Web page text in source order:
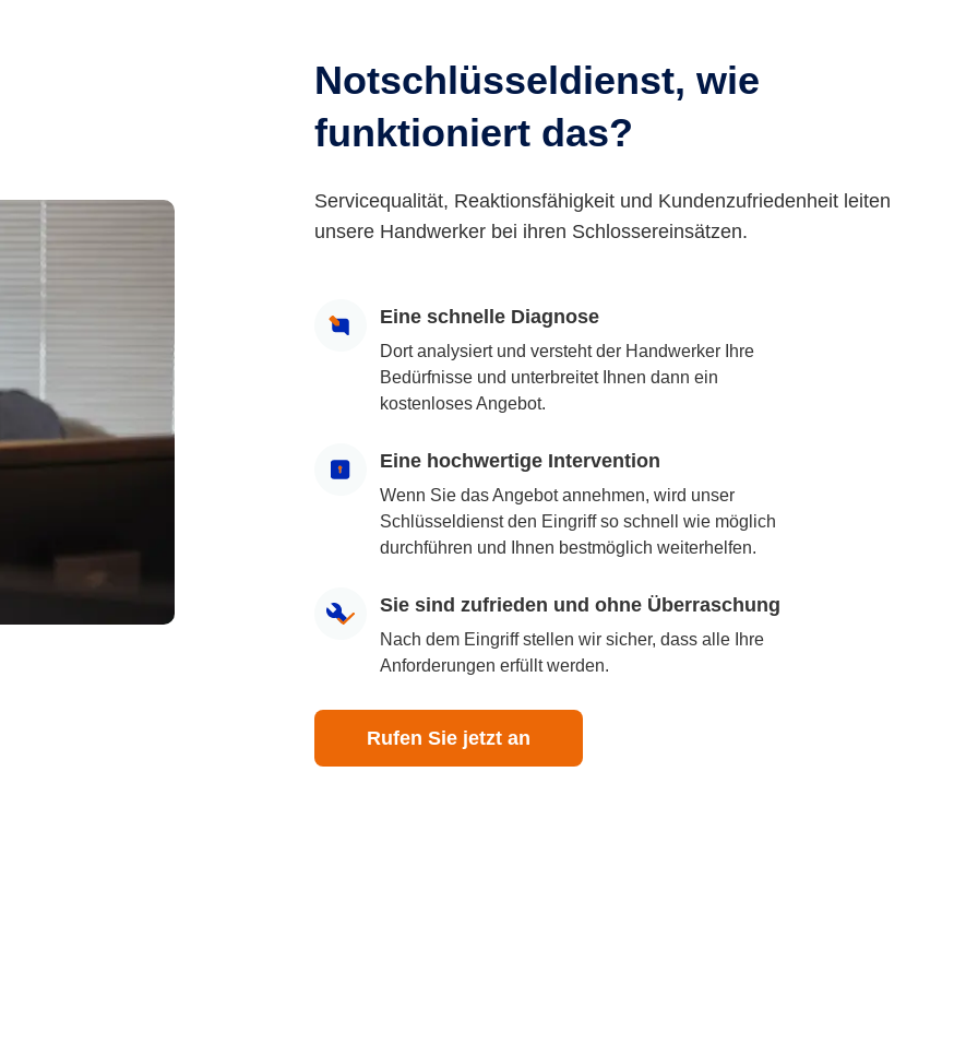
Notschlüsseldienst, wie
funktioniert das?
Servicequalität, Reaktionsfähigkeit und Kundenzufriedenheit leiten
unsere Handwerker bei ihren Schlossereinsätzen.
Eine schnelle Diagnose
Dort analysiert und versteht der Handwerker Ihre
Bedürfnisse und unterbreitet Ihnen dann ein
kostenloses Angebot.
Eine hochwertige Intervention
Wenn Sie das Angebot annehmen, wird unser
Schlüsseldienst den Eingriff so schnell wie möglich
durchführen und Ihnen bestmöglich weiterhelfen.
Sie sind zufrieden und ohne Überraschung
Nach dem Eingriff stellen wir sicher, dass alle Ihre
Anforderungen erfüllt werden.
Rufen Sie jetzt an